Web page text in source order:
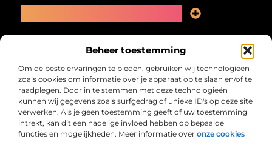
Beheer toestemming
Om de beste ervaringen te bieden, gebruiken wij technologieën
zoals cookies om informatie over je apparaat op te slaan en/of te
raadplegen. Door in te stemmen met deze technologieën
kunnen wij gegevens zoals surfgedrag of unieke ID's op deze site
verwerken. Als je geen toestemming geeft of uw toestemming
intrekt, kan dit een nadelige invloed hebben op bepaalde
functies en mogelijkheden. Meer informatie over onze cookies
Collectiefrima.nl – Jouw verzameling van